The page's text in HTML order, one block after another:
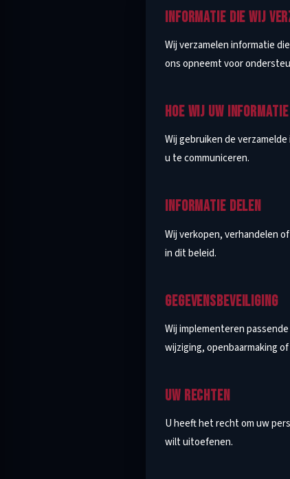
INFORMATIE DIE WIJ
Wij verzamelen informatie
ons opneemt voor
HOE WIJ UW
Wij gebruiken de
u te communiceren.
INFORMATIE DELEN
Wij verkopen, verhandelen
in dit beleid.
GEGEVENSBEVEILIGING
Wij implementeren
wijziging, openbaarmaking
UW RECHTEN
U heeft het recht om uw
wilt uitoefenen.